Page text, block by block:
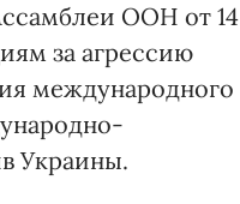
ООН от 14
за агрессию
международного
Украины.